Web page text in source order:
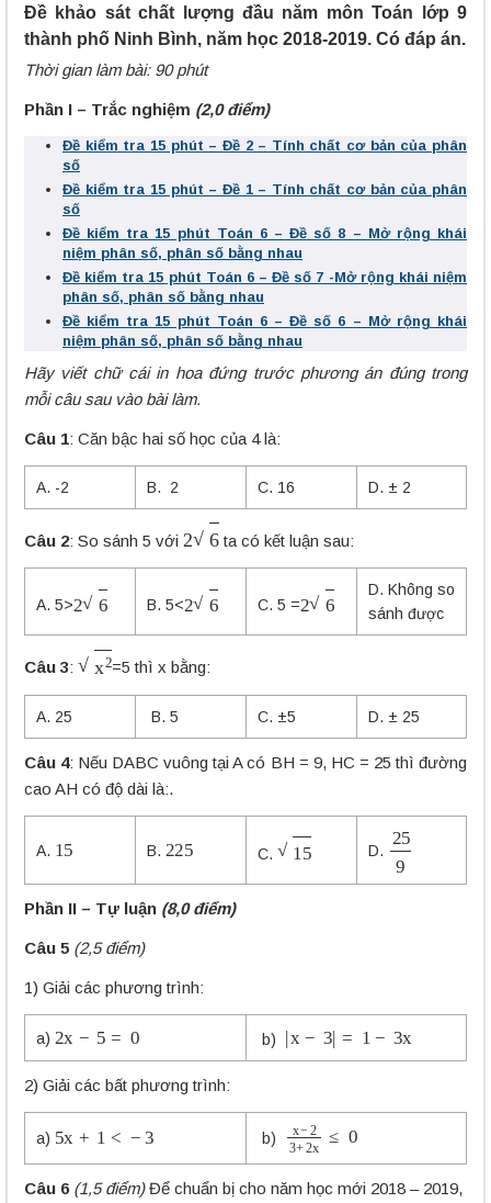
Đề khảo sát chất lượng đầu năm môn Toán lớp 9
thành phố Ninh Bình, năm học 2018-2019. Có đáp án.
Thời gian làm bài: 90 phút
Phần I – Trắc nghiệm (2,0 điểm)
Đề kiểm tra 15 phút – Đề 2 – Tính chất cơ bản của phân
số
Đề kiểm tra 15 phút – Đề 1 – Tính chất cơ bản của phân
số
Đề kiểm tra 15 phút Toán 6 – Đề số 8 – Mở rộng khái
niệm phân số, phân số bằng nhau
Đề kiểm tra 15 phút Toán 6 – Đề số 7 -Mở rộng khái niệm
phân số, phân số bằng nhau
Đề kiểm tra 15 phút Toán 6 – Đề số 6 – Mở rộng khái
niệm phân số, phân số bằng nhau
Hãy viết chữ cái in hoa đứng trước phương án đúng trong
mỗi câu sau vào bài làm.
Câu 1: Căn bậc hai số học của 4 là:
A. -2 B. 2 C. 16 D. ± 2
Câu 2: So sánh 5 với 2 6 ta có kết luận sau:
A. 5>2 6 B. 5<2 6 C. 5 =2 6
D. Không so
sánh được
Câu 3: x2 =5 thì x bằng:
A. 25 B. 5 C. ±5 D. ± 25
Câu 4: Nếu DABC vuông tại A có BH = 9, HC = 25 thì đường
cao AH có độ dài là:.
A. 15 B. 225
C. 15 D. 259
Phần II – Tự luận (8,0 điểm)
Câu 5 (2,5 điểm)
1) Giải các phương trình:
a) 2 =
b) | =1 3x
2) Giải các bất phương trình:
a) 5 < b) x−23 x≤
Câu 6 (1,5 điểm)Để chuẩn bị cho năm học mới 2018 – 2019,